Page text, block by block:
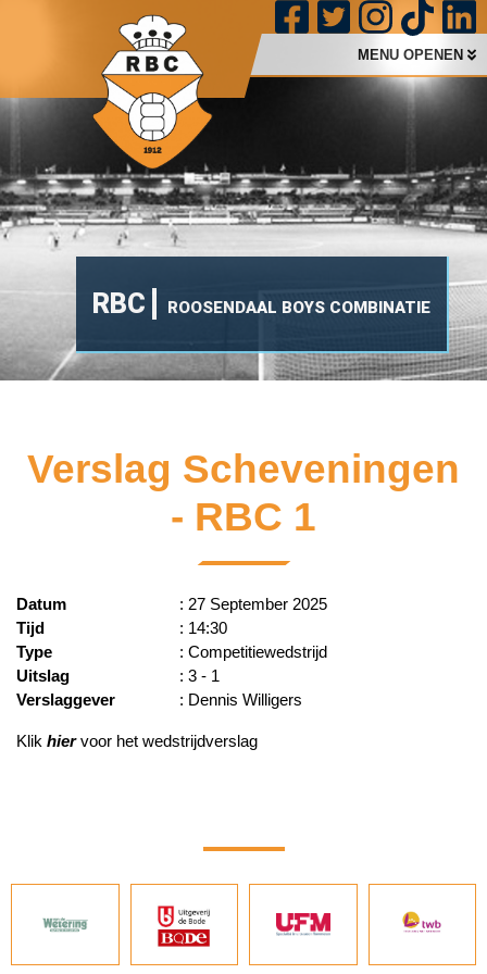
RBC ROOSENDAAL BOYS COMBINATIE
MENU OPENEN
Verslag Scheveningen
- RBC 1
Datum
: 27 September 2025
Tijd
: 14:30
Type
: Competitiewedstrijd
Uitslag
: 3 - 1
Verslaggever
: Dennis Willigers
Klik hiervoor het wedstrijdverslag